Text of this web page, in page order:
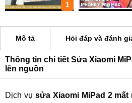
1
Mô tả Hỏi đáp và đánh
Thông tin chi tiết Sửa Xiaomi
lên nguồn
Dịch vụ sửa Xiaomi MiPad 2 mất